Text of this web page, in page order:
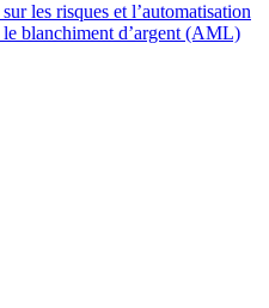
les risques et l’automatisation
le blanchiment d’argent (AML)